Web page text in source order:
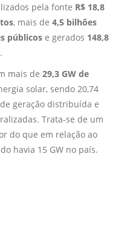
pela fonte R$ 18,8
, mais de 4,5 bilhões
públicos e gerados 148,8
.
mais de 29,3 GW de
solar, sendo 20,74
geração distribuída e
Trata-se de um
do que em relação ao
havia 15 GW no país.